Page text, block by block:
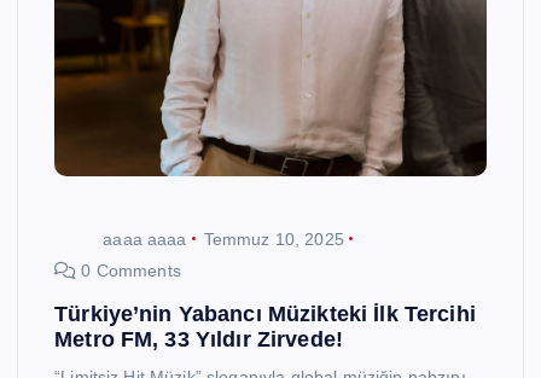
aaaa aaaa
Temmuz 10, 2025
0 Comments
Türkiye’nin Yabancı Müzikteki İlk Tercihi
Metro FM, 33 Yıldır Zirvede!